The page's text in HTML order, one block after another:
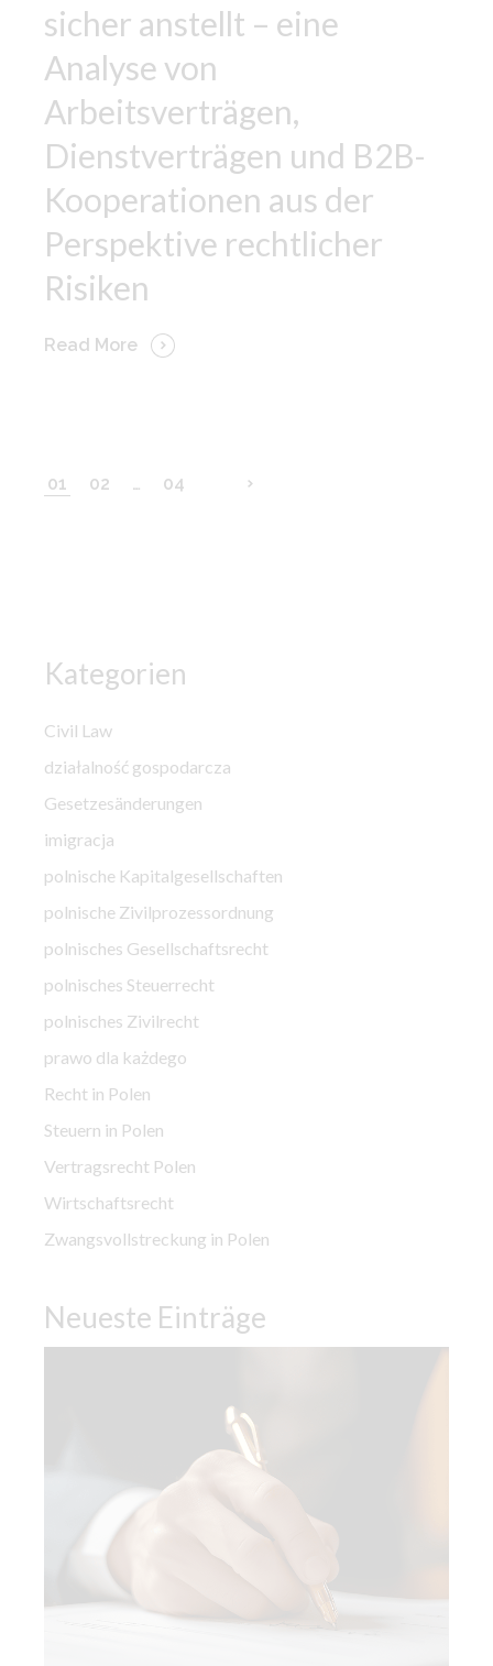
sicher anstellt – eine
Analyse von
Arbeitsverträgen,
Dienstverträgen und B2B-
Kooperationen aus der
Perspektive rechtlicher
Risiken
Read More
01 02 … 04
Kategorien
Civil Law
działalność gospodarcza
Gesetzesänderungen
imigracja
polnische Kapitalgesellschaften
polnische Zivilprozessordnung
polnisches Gesellschaftsrecht
polnisches Steuerrecht
polnisches Zivilrecht
prawo dla każdego
Recht in Polen
Steuern in Polen
Vertragsrecht Polen
Wirtschaftsrecht
Zwangsvollstreckung in Polen
Neueste Einträge